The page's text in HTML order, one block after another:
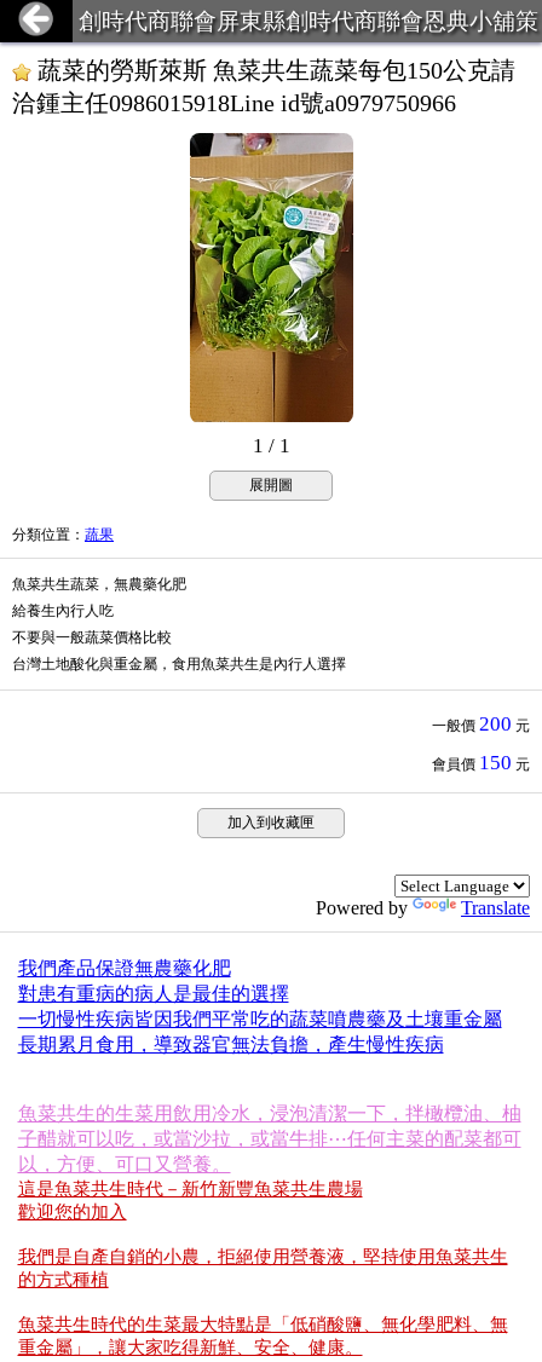
創時代商聯會屏東縣創時代商聯會恩典小舖策
略聯盟
蔬菜的勞斯萊斯 魚菜共生蔬菜每包150公克請
洽鍾主任0986015918Line id號a0979750966
1 / 1
展開圖
分類位置 ： 蔬果
魚菜共生蔬菜，無農藥化肥
給養生內行人吃
不要與一般蔬菜價格比較
台灣土地酸化與重金屬，食用魚菜共生是內行人選擇
一般價 200 元
會員價 150 元
加入到收藏匣
Powered by Translate
我們產品保證無農藥化肥
對患有重病的病人是最佳的選擇
一切慢性疾病皆因我們平常吃的蔬菜噴農藥及土壤重金屬
長期累月食用，導致器官無法負擔，產生慢性疾病
魚菜共生的生菜用飲用冷水，浸泡清潔一下，拌橄欖油、柚
子醋就可以吃，或當沙拉，或當牛排⋯任何主菜的配菜都可
以，方便、可口又營養。
這是魚菜共生時代－新竹新豐魚菜共生農場
歡迎您的加入
我們是自產自銷的小農，拒絕使用營養液，堅持使用魚菜共生
的方式種植
魚菜共生時代的生菜最大特點是「低硝酸鹽、無化學肥料、無
重金屬」，讓大家吃得新鮮、安全、健康。